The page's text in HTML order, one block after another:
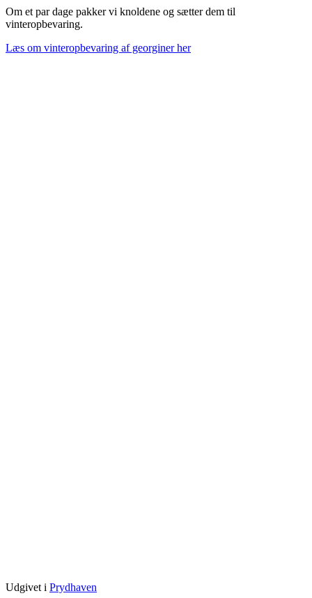
Om et par dage pakker vi knoldene og sætter dem til
vinteropbevaring.
Læs om vinteropbevaring af georginer her
Udgivet i Prydhaven